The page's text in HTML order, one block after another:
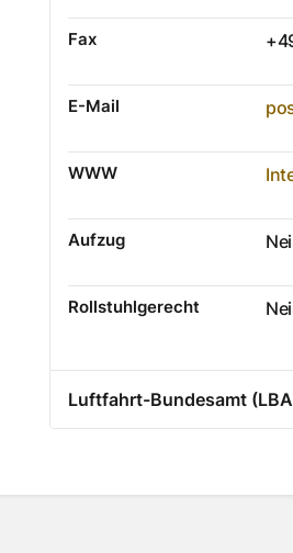
Fax
E-Mail
WWW
Aufzug
Rollstuhlgerecht
Luftfahrt-Bundesamt